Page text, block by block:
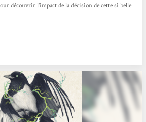
découvrir l'impact de la décision de cette si belle